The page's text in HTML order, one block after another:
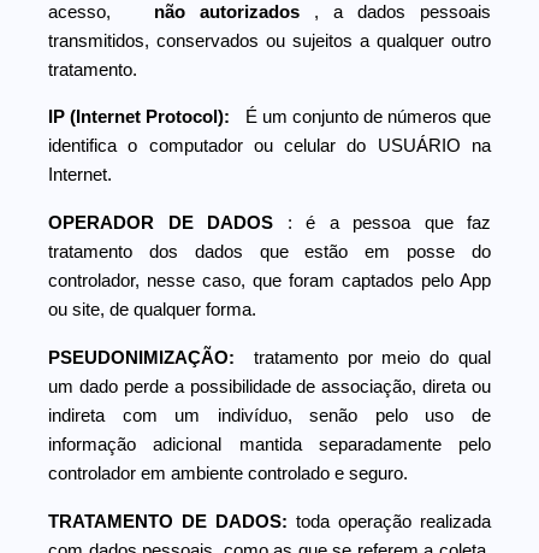
acesso,
não autorizados
, a dados pessoais
transmitidos, conservados ou sujeitos a qualquer outro
tratamento.
IP (Internet Protocol):
É um conjunto de números que
identifica o computador ou celular do USUÁRIO na
Internet.
OPERADOR DE DADOS
: é a pessoa que faz
tratamento dos dados que estão em posse do
controlador, nesse caso, que foram captados pelo App
ou site, de qualquer forma.
PSEUDONIMIZAÇÃO:
tratamento por meio do qual
um dado perde a possibilidade de associação, direta ou
indireta com um indivíduo, senão pelo uso de
informação adicional mantida separadamente pelo
controlador em ambiente controlado e seguro.
TRATAMENTO DE DADOS: toda operação realizada